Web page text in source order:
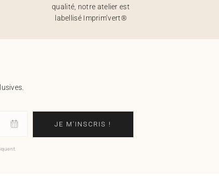
qualité, notre atelier est
labellisé Imprim’vert®
JE M'INSCRIS !